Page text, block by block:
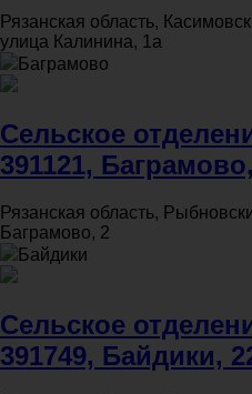
Рязанская область,
улица Калинина, 1а
Баграмово
Сельское
391121,
Рязанская область,
Баграмово, 2
Байдики
Сельское
391749, Байдики,